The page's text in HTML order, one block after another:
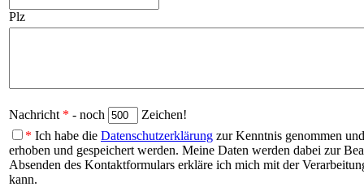
Plz
Nachricht * - noch
Zeichen!
* Ich habe die Datenschutzerklärung zur Kenntnis genommen
erhoben und gespeichert werden. Meine Daten werden dabei zur
Absenden des Kontaktformulars erkläre ich mich mit der
kann.